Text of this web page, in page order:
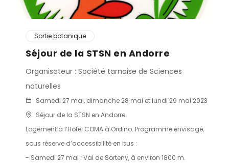
Sortie botanique
Séjour de la STSN en Andorre
Organisateur : Société tarnaise de Sciences
naturelles
Samedi 27 mai, dimanche 28 mai et lundi 29 mai 2023
Séjour de la STSN en Andorre.
Logement à l’Hôtel COMA à Ordino. Programme envisagé,
sous réserve d’accessibilité en bus :
- Samedi 27 mai : Val de Sorteny, à environ 1800 m.